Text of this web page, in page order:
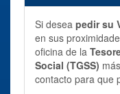
Si desea pedir su
en sus
oficina de la
Social (TGSS)
contacto para que